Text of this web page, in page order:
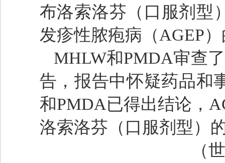
布洛索洛芬（口服剂型
发疹性脓疱病（AGEP
MHLW和PMDA审查
告，报告中怀疑药品和
和PMDA已得出结论，
洛索洛芬（口服剂型）
（